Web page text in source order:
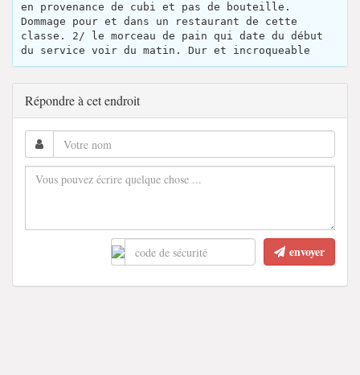
en provenance de cubi et pas de bouteille.
Dommage pour et dans un restaurant de cette
classe. 2/ le morceau de pain qui date du début
du service voir du matin. Dur et incroqueable
Répondre à cet endroit
envoyer